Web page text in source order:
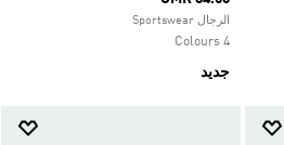
الرجال Sportswear
4 Colours
جديد